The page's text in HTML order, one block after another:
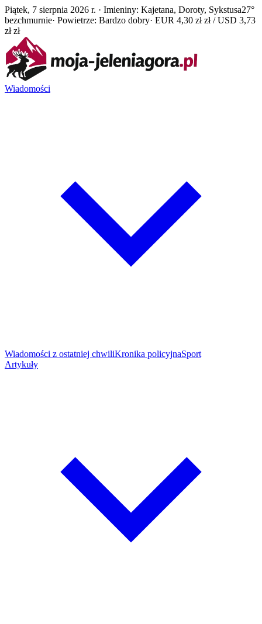
Piątek, 7 sierpnia 2026 r. · Imieniny: Kajetana, Doroty, Sykstusa27°
bezchmurnie· Powietrze: Bardzo dobry· EUR 4,30 zł zł / USD 3,73
zł zł
Wiadomości
Wiadomości z ostatniej chwiliKronika policyjnaSport
Artykuły